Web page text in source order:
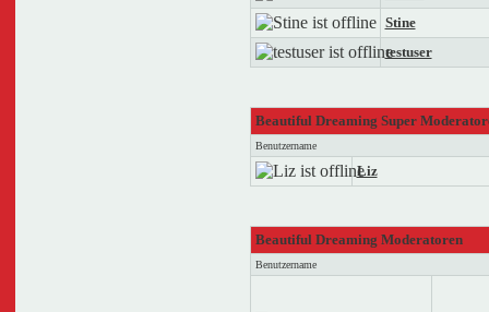
Stine
testuser
Beautiful Dreaming Super
Benutzername
Liz
Beautiful Dreaming Moderatoren
Benutzername